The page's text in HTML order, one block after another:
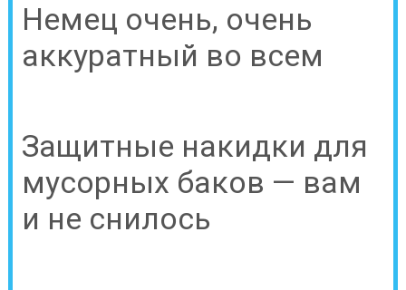
Немец очень, очень
аккуратный во всем
Защитные накидки для
мусорных баков — вам
и не снилось